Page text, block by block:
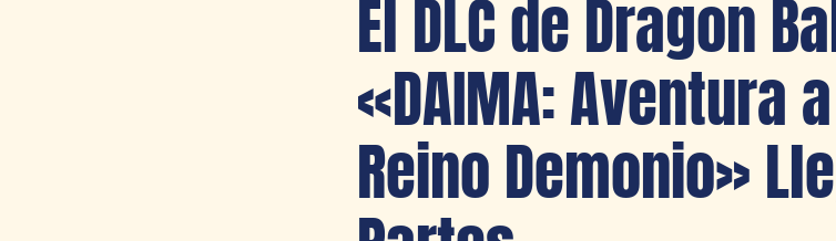
El DLC de Dragon
«DAIMA: Aventura
Reino Demonio»